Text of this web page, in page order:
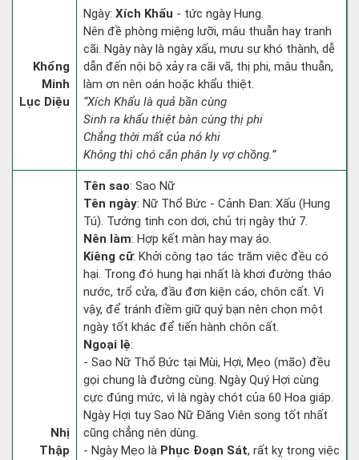
Khổng
Minh
Lục Diệu
Ngày: Xích Khẩu - tức ngày Hung.
Nên đề phòng miệng lưỡi, mâu thuẫn hay tranh
cãi. Ngày này là ngày xấu, mưu sự khó thành, dễ
dẫn đến nội bộ xảy ra cãi vã, thị phi, mâu thuẫn,
làm ơn nên oán hoặc khẩu thiệt.
“Xích Khẩu là quả bần cùng
Sinh ra khẩu thiệt bàn cùng thị phi
Chẳng thời mất của nó khi
Không thì chó cắn phân ly vợ chồng.”
Nhị
Thập
Tên sao: Sao Nữ
Tên ngày: Nữ Thổ Bức - Cảnh Đan: Xấu (Hung
Tú). Tướng tinh con dơi, chủ trị ngày thứ 7.
Nên làm: Hợp kết màn hay may áo.
Kiêng cữ: Khởi công tạo tác trăm việc đều có
hại. Trong đó hung hại nhất là khơi đường tháo
nước, trổ cửa, đầu đơn kiện cáo, chôn cất. Vì
vậy, để tránh điềm giữ quý bạn nên chọn một
ngày tốt khác để tiến hành chôn cất.
Ngoại lệ:
- Sao Nữ Thổ Bức tại Mùi, Hợi, Mẹo (mão) đều
gọi chung là đường cùng. Ngày Quý Hợi cùng
cực đúng mức, vì là ngày chót của 60 Hoa giáp.
Ngày Hợi tuy Sao Nữ Đăng Viên song tốt nhất
cũng chẳng nên dùng.
- Ngày Mẹo là Phục Đoạn Sát, rất kỵ trong việc